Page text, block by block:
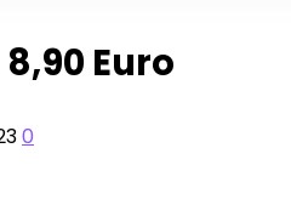
Euro
0